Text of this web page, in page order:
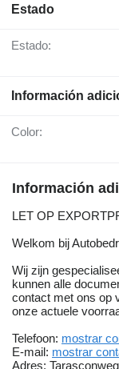
Estado
Estado:
Información
Color:
Información
LET OP
Welkom bij
Wij zijn
kunnen alle
contact met ons op
onze actuele
Telefoon: mostrar
E-mail: mostrar
Adres: